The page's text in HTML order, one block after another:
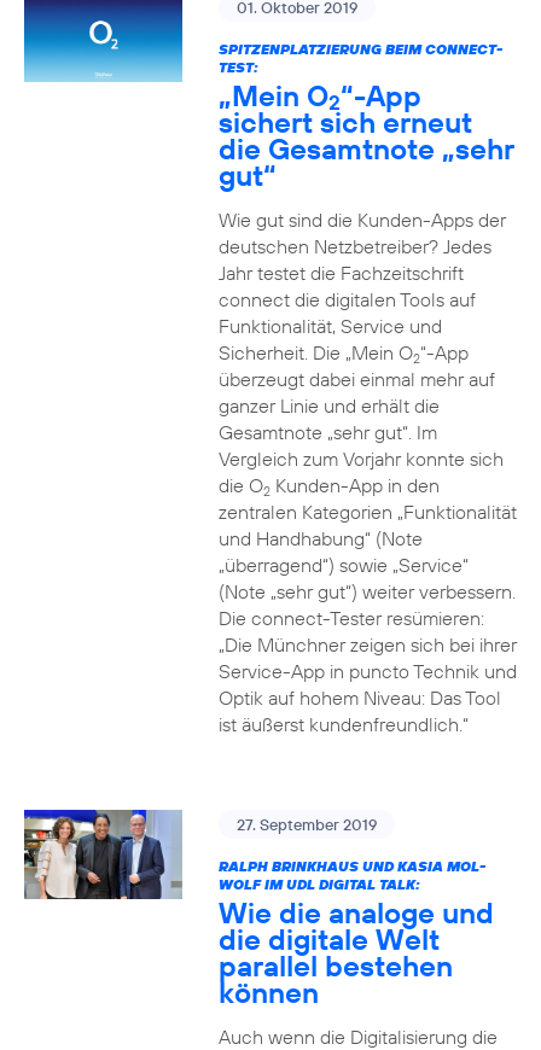
01. Oktober 2019
SPITZENPLATZIERUNG BEIM CONNECT-
TEST:
„Mein O2“-App
sichert sich erneut
die Gesamtnote „sehr
gut“
Wie gut sind die Kunden-Apps der
deutschen Netzbetreiber? Jedes
Jahr testet die Fachzeitschrift
connect die digitalen Tools auf
Funktionalität, Service und
Sicherheit. Die „Mein O2“-App
überzeugt dabei einmal mehr auf
ganzer Linie und erhält die
Gesamtnote „sehr gut“. Im
Vergleich zum Vorjahr konnte sich
die O2Kunden-App in den
zentralen Kategorien „Funktionalität
und Handhabung“ (Note
„überragend“) sowie „Service“
(Note „sehr gut“) weiter verbessern.
Die connect-Tester resümieren:
„Die Münchner zeigen sich bei ihrer
Service-App in puncto Technik und
Optik auf hohem Niveau: Das Tool
ist äußerst kundenfreundlich.“
27. September 2019
RALPH BRINKHAUS UND KASIA MOL-
WOLF IM UDL DIGITAL TALK:
Wie die analoge und
die digitale Welt
parallel bestehen
können
Auch wenn die Digitalisierung die